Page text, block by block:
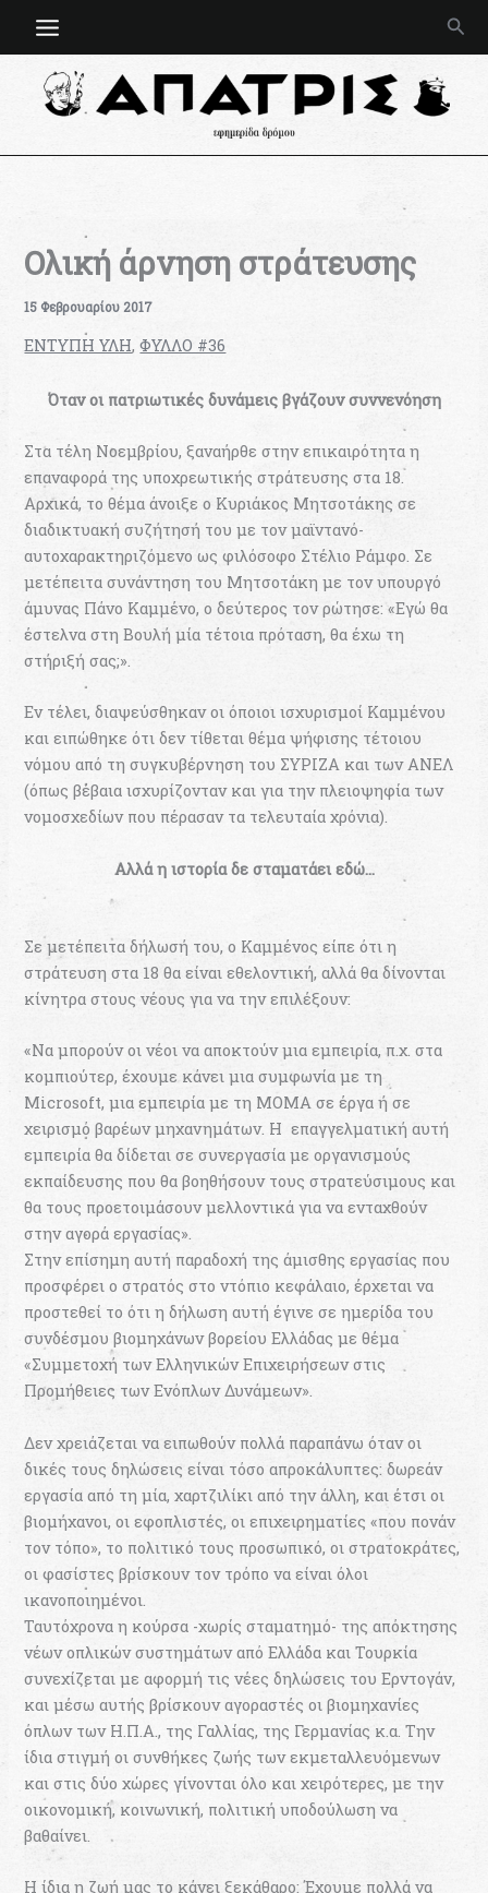
Ολική άρνηση στράτευσης
15 Φεβρουαρίου 2017
ΕΝΤΥΠΗ ΥΛΗ,ΦΥΛΛΟ #36
Όταν οι πατριωτικές δυνάμεις βγάζουν συννενόηση
Στα τέλη Νοεμβρίου, ξαναήρθε στην επικαιρότητα η
επαναφορά της υποχρεωτικής στράτευσης στα 18.
Αρχικά, το θέμα άνοιξε ο Κυριάκος Μητσοτάκης σε
διαδικτυακή συζήτησή του με τον μαϊντανό-
αυτοχαρακτηριζόμενο ως φιλόσοφο Στέλιο Ράμφο. Σε
μετέπειτα συνάντηση του Μητσοτάκη με τον υπουργό
άμυνας Πάνο Καμμένο, ο δεύτερος τον ρώτησε: «Εγώ θα
έστελνα στη Βουλή μία τέτοια πρόταση, θα έχω τη
στήριξή σας;».
Εν τέλει, διαψεύσθηκαν οι όποιοι ισχυρισμοί Καμμένου
και ειπώθηκε ότι δεν τίθεται θέμα ψήφισης τέτοιου
νόμου από τη συγκυβέρνηση του ΣΥΡΙΖΑ και των ΑΝΕΛ
(όπως βέβαια ισχυρίζονταν και για την πλειοψηφία των
νομοσχεδίων που πέρασαν τα τελευταία χρόνια).
Αλλά η ιστορία δε σταματάει εδώ…
Σε μετέπειτα δήλωσή του, ο Καμμένος είπε ότι η
στράτευση στα 18 θα είναι εθελοντική, αλλά θα δίνονται
κίνητρα στους νέους για να την επιλέξουν:
«Να μπορούν οι νέοι να αποκτούν μια εμπειρία, π.χ. στα
κομπιούτερ, έχουμε κάνει μια συμφωνία με τη
Microsoft, μια εμπειρία με τη ΜΟΜΑ σε έργα ή σε
χειρισμό βαρέων μηχανημάτων. Η επαγγελματική αυτή
εμπειρία θα δίδεται σε συνεργασία με οργανισμούς
εκπαίδευσης που θα βοηθήσουν τους στρατεύσιμους και
θα τους προετοιμάσουν μελλοντικά για να ενταχθούν
στην αγορά εργασίας».
Στην επίσημη αυτή παραδοχή της άμισθης εργασίας που
προσφέρει ο στρατός στο ντόπιο κεφάλαιο, έρχεται να
προστεθεί το ότι η δήλωση αυτή έγινε σε ημερίδα του
συνδέσμου βιομηχάνων βορείου Ελλάδας με θέμα
«Συμμετοχή των Ελληνικών Επιχειρήσεων στις
Προμήθειες των Ενόπλων Δυνάμεων».
Δεν χρειάζεται να ειπωθούν πολλά παραπάνω όταν οι
δικές τους δηλώσεις είναι τόσο απροκάλυπτες: δωρεάν
εργασία από τη μία, χαρτζιλίκι από την άλλη, και έτσι οι
βιομήχανοι, οι εφοπλιστές, οι επιχειρηματίες «που πονάν
τον τόπο», το πολιτικό τους προσωπικό, οι στρατοκράτες,
οι φασίστες βρίσκουν τον τρόπο να είναι όλοι
ικανοποιημένοι.
Ταυτόχρονα η κούρσα -χωρίς σταματημό- της απόκτησης
νέων οπλικών συστημάτων από Ελλάδα και Τουρκία
συνεχίζεται με αφορμή τις νέες δηλώσεις του Ερντογάν,
και μέσω αυτής βρίσκουν αγοραστές οι βιομηχανίες
όπλων των Η.Π.Α., της Γαλλίας, της Γερμανίας κ.α. Την
ίδια στιγμή οι συνθήκες ζωής των εκμεταλλευόμενων
και στις δύο χώρες γίνονται όλο και χειρότερες, με την
οικονομική, κοινωνική, πολιτική υποδούλωση να
βαθαίνει.
Η ίδια η ζωή μας το κάνει ξεκάθαρο: Έχουμε πολλά να